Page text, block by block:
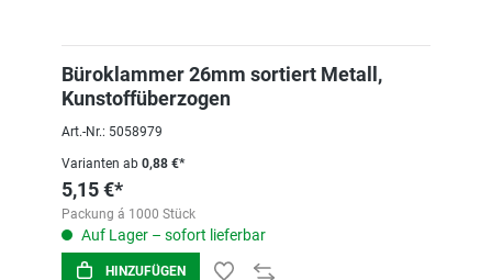
Büroklammer 26mm sortiert Metall,
Kunstoffüberzogen
Art.-Nr.: 5058979
Varianten ab 0,88 €*
5,15 €*
Packung á 1000 Stück
Auf Lager – sofort lieferbar
HINZUFÜGEN